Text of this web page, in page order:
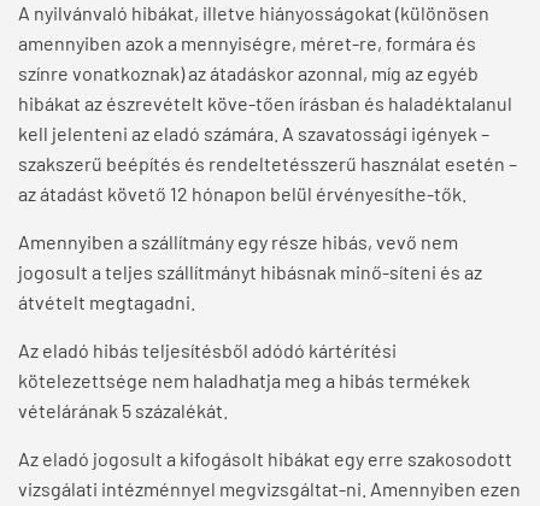
A nyilvánvaló hibákat, illetve hiányosságokat (különösen
amennyiben azok a mennyiségre, méret-re, formára és
színre vonatkoznak) az átadáskor azonnal, míg az egyéb
hibákat az észrevételt köve-tően írásban és haladéktalanul
kell jelenteni az eladó számára. A szavatossági igények –
szakszerű beépítés és rendeltetésszerű használat esetén –
az átadást követő 12 hónapon belül érvényesíthe-tők.
Amennyiben a szállítmány egy része hibás, vevő nem
jogosult a teljes szállítmányt hibásnak minő-síteni és az
átvételt megtagadni.
Az eladó hibás teljesítésből adódó kártérítési
kötelezettsége nem haladhatja meg a hibás termékek
vételárának 5 százalékát.
Az eladó jogosult a kifogásolt hibákat egy erre szakosodott
vizsgálati intézménnyel megvizsgáltat-ni. Amennyiben ezen